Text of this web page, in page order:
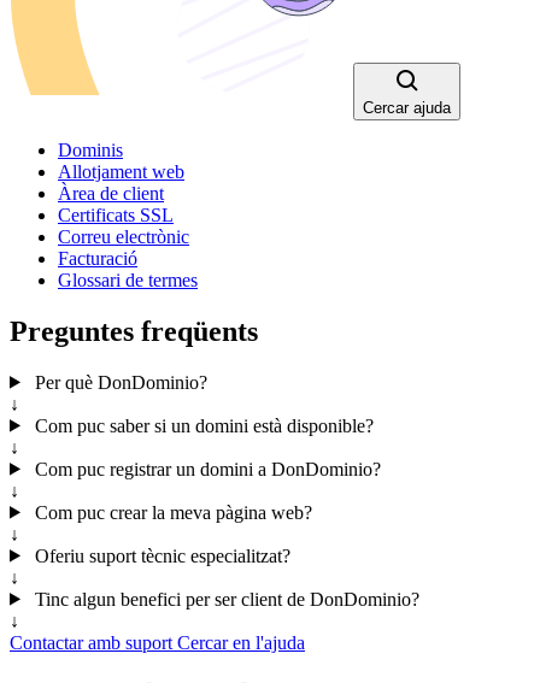
Cercar ajuda
Dominis
Allotjament web
Àrea de client
Certificats SSL
Correu electrònic
Facturació
Glossari de termes
Preguntes freqüents
Per què DonDominio?
↓
Com puc saber si un domini està disponible?
↓
Com puc registrar un domini a DonDominio?
↓
Com puc crear la meva pàgina web?
↓
Oferiu suport tècnic especialitzat?
↓
Tinc algun benefici per ser client de DonDominio?
↓
Contactar amb suport Cercar en l'ajuda